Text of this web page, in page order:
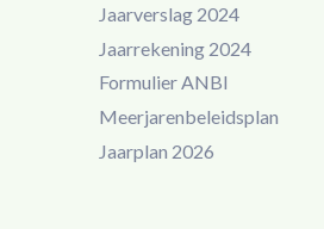
Jaarverslag 2024
Jaarrekening 2024
Formulier ANBI
Meerjarenbeleidsplan
Jaarplan 2026